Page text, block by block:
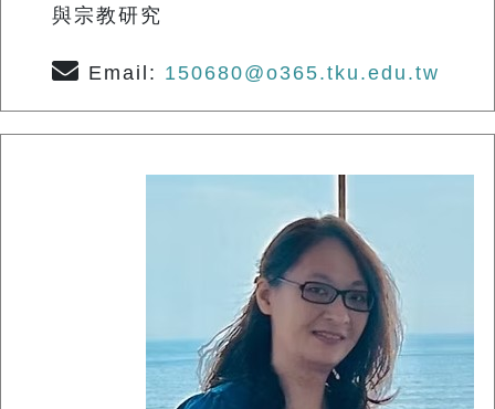
與宗教研究
Email: 150680@o365.tku.edu.tw